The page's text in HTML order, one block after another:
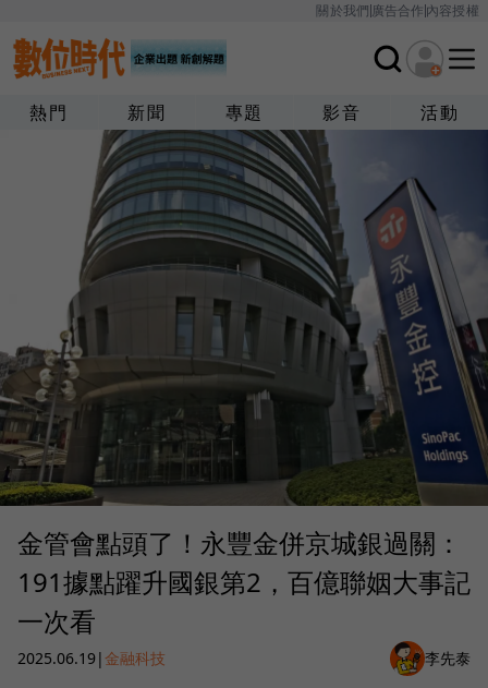
關於我們廣告合作內容授權
熱門 新聞 專題 影音 活動
金管會點頭了！永豐金併京城銀過關：
191據點躍升國銀第2，百億聯姻大事記
一次看
2025.06.19|金融科技 李先泰